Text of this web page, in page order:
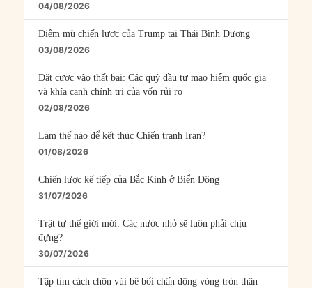
04/08/2026
Điểm mù chiến lược của Trump tại Thái Bình Dương
03/08/2026
Đặt cược vào thất bại: Các quỹ đầu tư mạo hiểm quốc gia
và khía cạnh chính trị của vốn rủi ro
02/08/2026
Làm thế nào để kết thúc Chiến tranh Iran?
01/08/2026
Chiến lược kế tiếp của Bắc Kinh ở Biển Đông
31/07/2026
Trật tự thế giới mới: Các nước nhỏ sẽ luôn phải chịu
đựng?
30/07/2026
Tập tìm cách chôn vùi bê bối chấn động vòng tròn thân